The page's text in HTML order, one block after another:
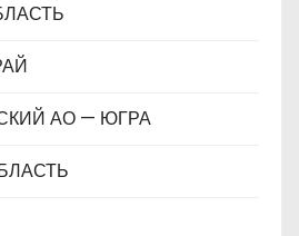
АО — ЮГРА